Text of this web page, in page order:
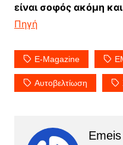
είναι σοφός ακόμη
Πηγή
E-Magazine
Αυτοβελτίωση